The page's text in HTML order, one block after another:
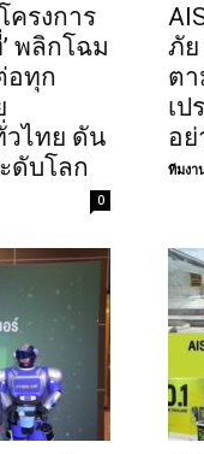
ครงการ
พลิกโฉม
อทุก
วไทย ดัน
ดับโลก
0
ภัย
ต
เป
อย่
ทีมงา